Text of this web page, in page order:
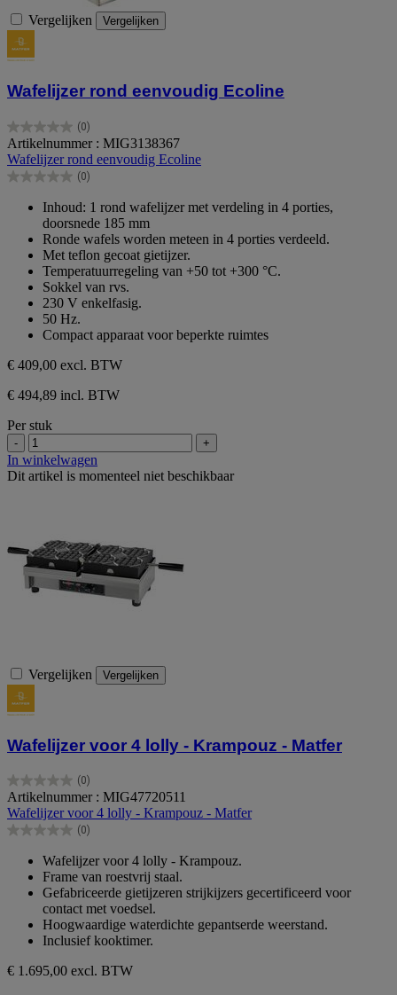
Vergelijken Vergelijken
Wafelijzer rond eenvoudig Ecoline
(0)
0.0
van
de
5
Artikelnummer : MIG3138367
Wafelijzer rond eenvoudig Ecoline
(0)
0.0
sterren.
Inhoud: 1 rond wafelijzer met verdeling in 4 porties,
doorsnede 185 mm
Ronde wafels worden meteen in 4 porties verdeeld.
Met teflon gecoat gietijzer.
Temperatuurregeling van +50 tot +300 °C.
Sokkel van rvs.
230 V enkelfasig.
50 Hz.
Compact apparaat voor beperkte ruimtes
€ 409,00 excl. BTW
€ 494,89 incl. BTW
Per stuk
- +
In winkelwagen
Dit artikel is momenteel niet beschikbaar
Vergelijken Vergelijken
Wafelijzer voor 4 lolly - Krampouz - Matfer
(0)
0.0
van
de
5
Artikelnummer : MIG47720511
Wafelijzer voor 4 lolly - Krampouz - Matfer
(0)
0.0
sterren.
Wafelijzer voor 4 lolly - Krampouz.
Frame van roestvrij staal.
Gefabriceerde gietijzeren strijkijzers gecertificeerd voor
contact met voedsel.
Hoogwaardige waterdichte gepantserde weerstand.
Inclusief kooktimer.
€ 1.695,00 excl. BTW